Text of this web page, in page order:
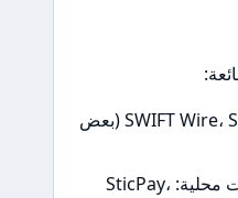
العملات التقليدية: SWIFT Wire، SEPA (بعض
محافظ إلكترونية/بوابات محلية: SticPay،